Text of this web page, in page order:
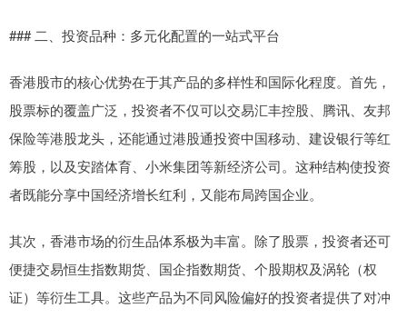
### 二、投资品种：多元化配置的一站式平台
香港股市的核心优势在于其产品的多样性和国际化程度。首先，
股票标的覆盖广泛，投资者不仅可以交易汇丰控股、腾讯、友邦
保险等港股龙头，还能通过港股通投资中国移动、建设银行等红
筹股，以及安踏体育、小米集团等新经济公司。这种结构使投资
者既能分享中国经济增长红利，又能布局跨国企业。
其次，香港市场的衍生品体系极为丰富。除了股票，投资者还可
便捷交易恒生指数期货、国企指数期货、个股期权及涡轮（权
证）等衍生工具。这些产品为不同风险偏好的投资者提供了对冲